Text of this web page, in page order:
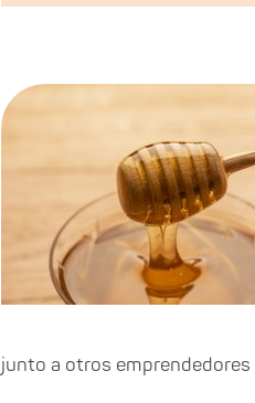
junto a otros emprendedores